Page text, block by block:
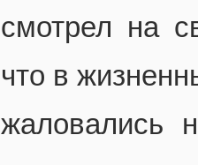
смотрел на
что в
жаловались